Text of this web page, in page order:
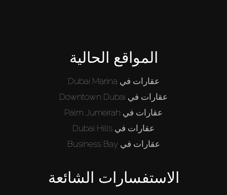
المواقع الحالية
عقارات في Dubai Marina
عقارات في Downtown Dubai
عقارات في Palm Jumeirah
عقارات في Dubai Hills
عقارات في Business Bay
الاستفسارات الشائعة